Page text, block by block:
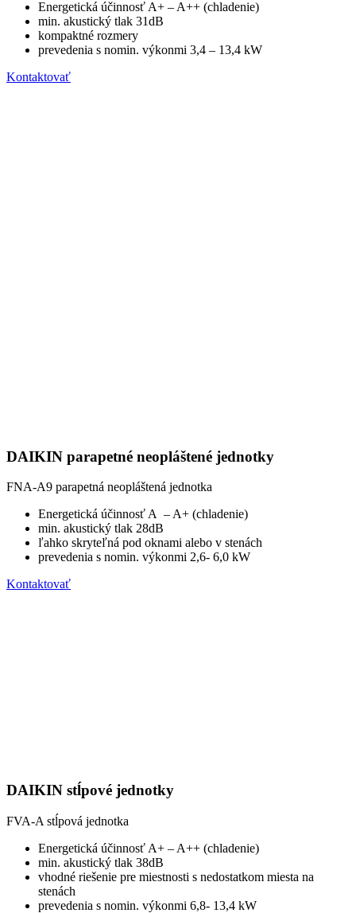
Energetická účinnosť A+ – A++ (chladenie)
min. akustický tlak 31dB
kompaktné rozmery
prevedenia s nomin. výkonmi 3,4 – 13,4 kW
Kontaktovať
DAIKIN parapetné neopláštené jednotky
FNA-A9 parapetná neopláštená jednotka
Energetická účinnosť A – A+ (chladenie)
min. akustický tlak 28dB
ľahko skryteľná pod oknami alebo v stenách
prevedenia s nomin. výkonmi 2,6- 6,0 kW
Kontaktovať
DAIKIN stĺpové jednotky
FVA-A stĺpová jednotka
Energetická účinnosť A+ – A++ (chladenie)
min. akustický tlak 38dB
vhodné riešenie pre miestnosti s nedostatkom miesta na
stenách
prevedenia s nomin. výkonmi 6,8- 13,4 kW